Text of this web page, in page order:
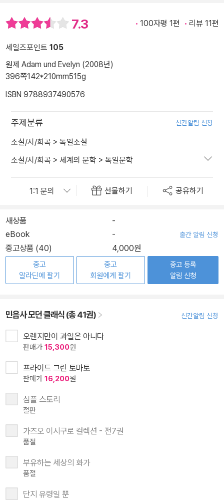
7.3 100자평 1편 리뷰 11편
세일즈포인트 105
원제 Adam und Evelyn (2008년)
396쪽142*210mm515g
ISBN 9788937490576
주제분류 신간알림 신청
소설/시/희곡 > 독일소설
소설/시/희곡 > 세계의 문학 > 독일문학
선물하기 공유하기
새상품
-
eBook
- 출간 알림 신청
중고상품 (40) 4,000원
중고
알라딘에 팔기
중고
회원에게 팔기
중고 등록
알림 신청
민음사 모던 클래식 (총 41권) 신간알림 신청
오렌지만이 과일은 아니다
판매가 15,300원
프라이드 그린 토마토
판매가 16,200원
심플 스토리
절판
가즈오 이시구로 컬렉션 - 전7권
품절
부유하는 세상의 화가
품절
단지 유령일 뿐